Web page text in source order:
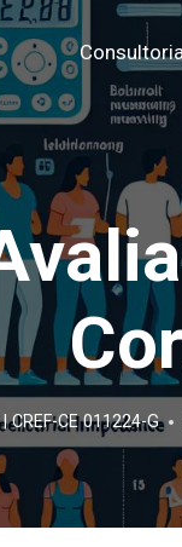
CE 011224-G